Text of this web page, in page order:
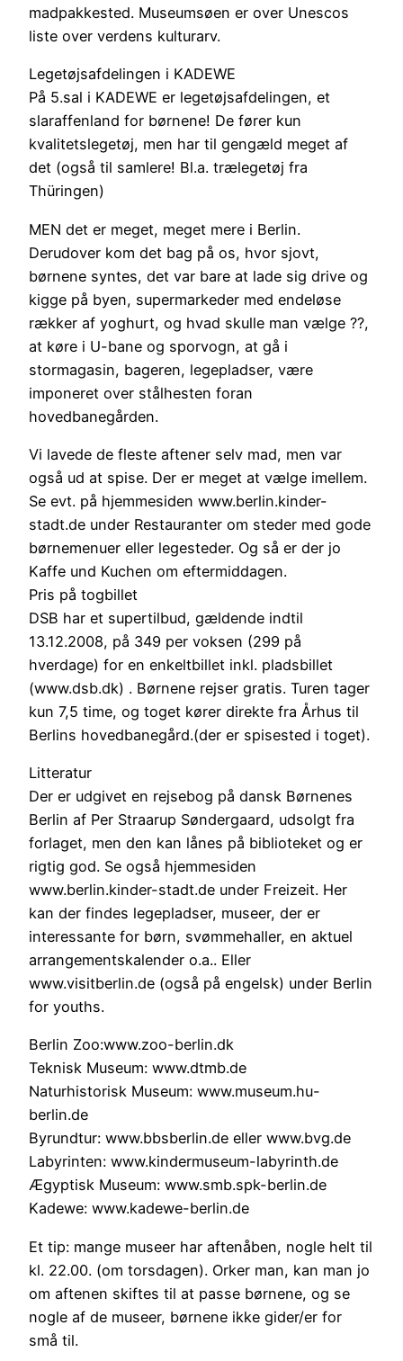
madpakkested. Museumsøen er over Unescos
liste over verdens kulturarv.
Legetøjsafdelingen i KADEWE
På 5.sal i KADEWE er legetøjsafdelingen, et
slaraffenland for børnene! De fører kun
kvalitetslegetøj, men har til gengæld meget af
det (også til samlere! Bl.a. trælegetøj fra
Thüringen)
MEN det er meget, meget mere i Berlin.
Derudover kom det bag på os, hvor sjovt,
børnene syntes, det var bare at lade sig drive og
kigge på byen, supermarkeder med endeløse
rækker af yoghurt, og hvad skulle man vælge ??,
at køre i U-bane og sporvogn, at gå i
stormagasin, bageren, legepladser, være
imponeret over stålhesten foran
hovedbanegården.
Vi lavede de fleste aftener selv mad, men var
også ud at spise. Der er meget at vælge imellem.
Se evt. på hjemmesiden www.berlin.kinder-
stadt.de under Restauranter om steder med gode
børnemenuer eller legesteder. Og så er der jo
Kaffe und Kuchen om eftermiddagen.
Pris på togbillet
DSB har et supertilbud, gældende indtil
13.12.2008, på 349 per voksen (299 på
hverdage) for en enkeltbillet inkl. pladsbillet
(www.dsb.dk) . Børnene rejser gratis. Turen tager
kun 7,5 time, og toget kører direkte fra Århus til
Berlins hovedbanegård.(der er spisested i toget).
Litteratur
Der er udgivet en rejsebog på dansk Børnenes
Berlin af Per Straarup Søndergaard, udsolgt fra
forlaget, men den kan lånes på biblioteket og er
rigtig god. Se også hjemmesiden
www.berlin.kinder-stadt.de under Freizeit. Her
kan der findes legepladser, museer, der er
interessante for børn, svømmehaller, en aktuel
arrangementskalender o.a.. Eller
www.visitberlin.de (også på engelsk) under Berlin
for youths.
Berlin Zoo:www.zoo-berlin.dk
Teknisk Museum: www.dtmb.de
Naturhistorisk Museum: www.museum.hu-
berlin.de
Byrundtur: www.bbsberlin.de eller www.bvg.de
Labyrinten: www.kindermuseum-labyrinth.de
Ægyptisk Museum: www.smb.spk-berlin.de
Kadewe: www.kadewe-berlin.de
Et tip: mange museer har aftenåben, nogle helt til
kl. 22.00. (om torsdagen). Orker man, kan man jo
om aftenen skiftes til at passe børnene, og se
nogle af de museer, børnene ikke gider/er for
små til.